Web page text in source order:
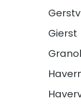
Gierst